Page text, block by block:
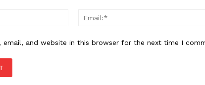
Name:*
email, and website in this browser for the next time I